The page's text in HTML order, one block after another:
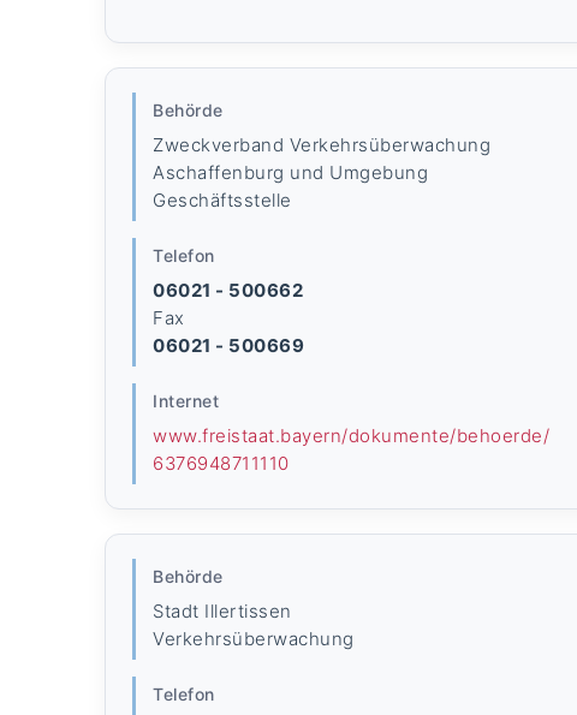
Behörde
Zweckverband Verkehrsüberwachung
Aschaffenburg und Umgebung
Geschäftsstelle
Telefon
06021 - 500662
Fax
06021 - 500669
Internet
www.freistaat.bayern/dokumente/behoerde/
6376948711110
Behörde
Stadt Illertissen
Verkehrsüberwachung
Telefon